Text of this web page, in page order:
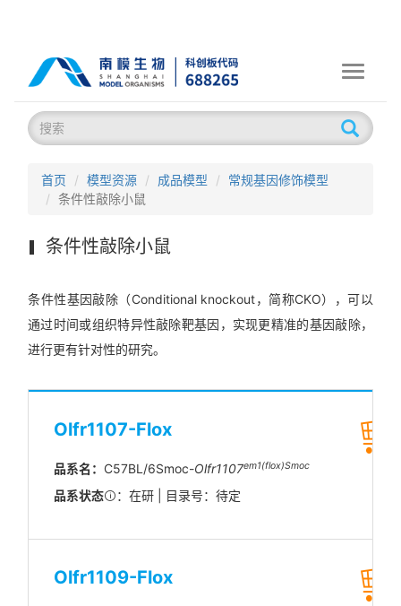
Toggle
首页 模型资源 成品模型
常规基因修饰模型
条件性敲除小鼠
条件性敲除小鼠
条件性基因敲除（Conditional knockout，简称CKO），可以
通过时间或组织特异性敲除靶基因，实现更精准的基因敲除，
进行更有针对性的研究。
Olfr1107-Flox
品系名： C57BL/6Smoc-Olfr1107em1(flox)Smoc
品系状态 ：在研 | 目录号：待定
Olfr1109-Flox